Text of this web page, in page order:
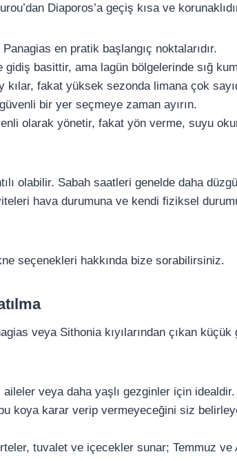
Diaporos’a geçiş kısa ve
en pratik başlangıç noktalarıdır.
gidiş basittir, ama lagün bölgelerinde sığ
kılar, fakat yüksek sezonda limana çok
bir yer seçmeye zaman ayırın.
olarak yönetir, fakat yön verme, suyu
olabilir. Sabah saatleri genelde daha
hava durumuna ve kendi fiziksel
seçenekleri hakkında bize sorabilirsiniz.
veya Sithonia kıyılarından çıkan
veya daha yaşlı gezginler için idealdir.
koya karar verip vermeyeceğini siz
tuvalet ve içecekler sunar; Temmuz ve